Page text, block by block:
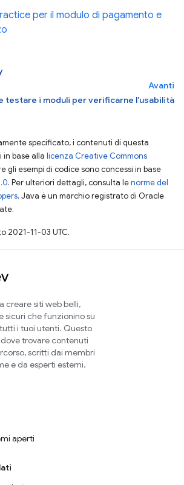
per il modulo di pagamento e
Avanti
testare i moduli per verificarne l'usabilità
specificato, i contenuti di questa
in base alla licenza Creative Commons
gli esempi di codice sono concessi in base
. Per ulteriori dettagli, consulta lenorme del
. Java è un marchio registrato di Oracle
2021-11-03 UTC.
creare siti web belli,
sicuri che funzionino su
i tuoi utenti. Questo
trovare contenuti
scritti dai membri
e da esperti esterni.
aperti